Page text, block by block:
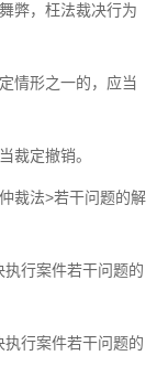
弊，枉法裁决行为
情形之一的，应当
裁定撤销。
裁法>若干问题的解
行案件若干问题的
行案件若干问题的